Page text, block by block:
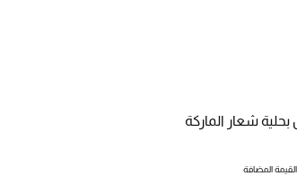
شعار الماركة
المضافة